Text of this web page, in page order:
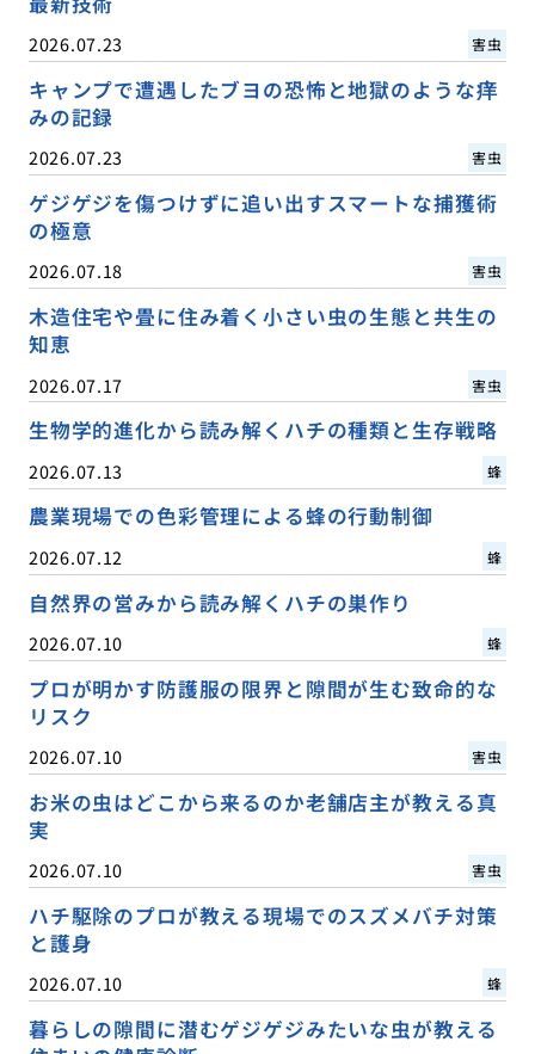
2026.07.23 害虫
キャンプで遭遇したブヨの恐怖と地獄のような痒
みの記録
2026.07.23 害虫
ゲジゲジを傷つけずに追い出すスマートな捕獲術
の極意
2026.07.18 害虫
木造住宅や畳に住み着く小さい虫の生態と共生の
知恵
2026.07.17 害虫
生物学的進化から読み解くハチの種類と生存戦略
2026.07.13 蜂
農業現場での色彩管理による蜂の行動制御
2026.07.12 蜂
自然界の営みから読み解くハチの巣作り
2026.07.10 蜂
プロが明かす防護服の限界と隙間が生む致命的な
リスク
2026.07.10 害虫
お米の虫はどこから来るのか老舗店主が教える真
実
2026.07.10 害虫
ハチ駆除のプロが教える現場でのスズメバチ対策
と護身
2026.07.10 蜂
暮らしの隙間に潜むゲジゲジみたいな虫が教える